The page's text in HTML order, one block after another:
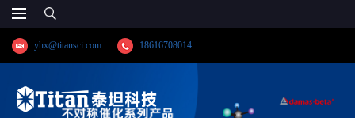
yhx@titansci.com 18616708014